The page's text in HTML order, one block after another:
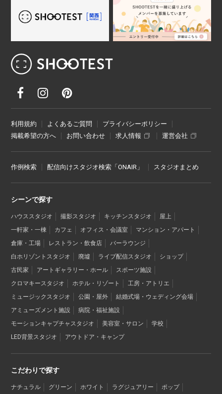
利用規約 よくあるご質問
プライバシーポリシー
掲載希望の方へ
お問い合わせ 求人情報 運営会社
作例検索 配信向けスタジオ検索「ONAIR」 スタジオまとめ
シーンで探す
ハウススタジオ 撮影スタジオ キッチンスタジオ
屋上
一軒家・一棟
カフェ オフィス・会議室
マンション・アパート
倉庫・工場
レストラン・飲食店
バーラウンジ
白ホリゾントスタジオ
廃墟 ライブ配信スタジオ
ショップ
古民家
アートギャラリー・ホール
スポーツ施設
クロマキースタジオ
ホテル・リゾート
工房・アトリエ
ミュージックスタジオ
公園・屋外
結婚式場・ウェディング会場
アミューズメント施設
病院・福祉施設
モーションキャプチャスタジオ
美容室・サロン
学校
LED背景スタジオ
アウトドア・キャンプ
こだわりで探す
ナチュラル グリーン ホワイト ラグジュアリー
ポップ